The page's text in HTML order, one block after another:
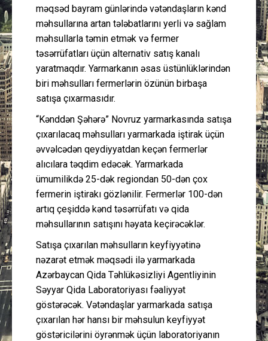
məqsəd bayram günlərində vətəndaşların kənd
məhsullarına artan tələbatlarını yerli və sağlam
məhsullarla təmin etmək və fermer
təsərrüfatları üçün alternativ satış kanalı
yaratmaqdır. Yarmarkanın əsas üstünlüklərindən
biri məhsulları fermerlərin özünün birbaşa
satışa çıxarmasıdır.
“Kənddən Şəhərə” Novruz yarmarkasında satışa
çıxarılacaq məhsulları yarmarkada iştirak üçün
əvvəlcədən qeydiyyatdan keçən fermerlər
alıcılara təqdim edəcək. Yarmarkada
ümumilikdə 25-dək regiondan 50-dən çox
fermerin iştirakı gözlənilir. Fermerlər 100-dən
artıq çeşiddə kənd təsərrüfatı və qida
məhsullarının satışını həyata keçirəcəklər.
Satışa çıxarılan məhsulların kеyfiyyətinə
nəzarət etmək məqsədi ilə yarmarkada
Azərbaycan Qida Təhlükəsizliyi Agentliyinin
Səyyar Qida Laboratoriyası fəaliyyət
göstərəcək. Vətəndaşlar yarmarkada satışa
çıxarılan hər hansı bir məhsulun keyfiyyət
göstəricilərini öyrənmək üçün laboratoriyanın